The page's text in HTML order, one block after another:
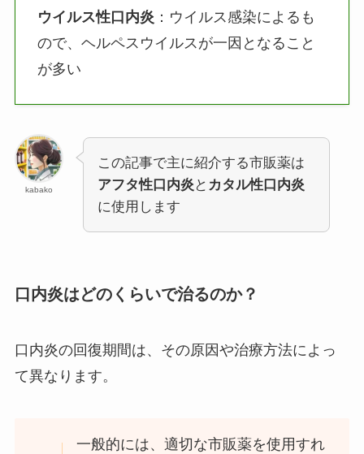
ウイルス性口内炎 ：ウイルス感染によるも
ので、ヘルペスウイルスが一因となること
が多い
kabako
この記事で主に紹介する市販薬は
アフタ性口内炎 と カタル性口内炎
に使用します
口内炎はどのくらいで治るのか？
口内炎の回復期間は、その原因や治療方法によっ
て異なります。
一般的には、適切な市販薬を使用すれ